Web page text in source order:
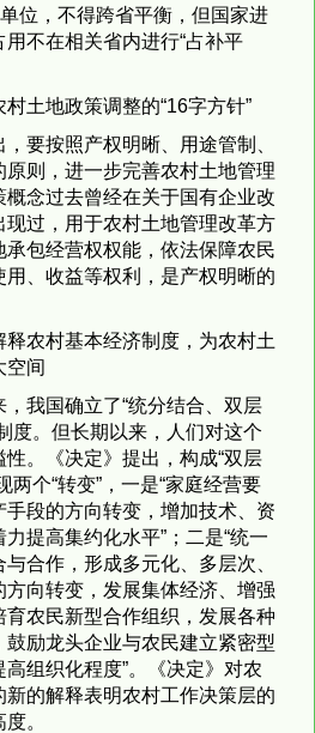
位，不得跨省平衡，但国家进
不在相关省内进行“占补平
地政策调整的“16字方针”
按照产权明晰、用途管制、
则，进一步完善农村土地管理
念过去曾经在关于国有企业改
过，用于农村土地管理改革方
包经营权权能，依法保障农民
、收益等权利，是产权明晰的
农村基本经济制度，为农村土
空间
我国确立了“统分结合、双层
度。但长期以来，人们对这个
。《决定》提出，构成“双层
两个“转变”，一是“家庭经营要
段的方向转变，增加技术、资
提高集约化水平”；二是“统一
合作，形成多元化、多层次、
向转变，发展集体经济、增强
农民新型合作组织，发展各种
励龙头企业与农民建立紧密型
组织化程度”。《决定》对农
的解释表明农村工作决策层的
。